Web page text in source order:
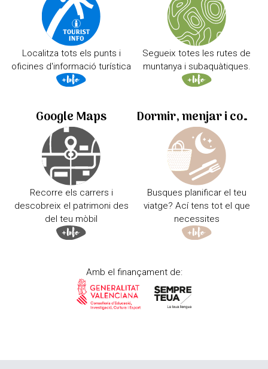
Localitza tots els punts i
oficines d'informació turística
Segueix totes les rutes de
muntanya i subaquàtiques.
Google Maps
Recorre els carrers i
descobreix el patrimoni des
del teu mòbil
Dormir, menjar i comprar
Busques planificar el teu
viatge? Ací tens tot el que
necessites
Amb el finançament de: